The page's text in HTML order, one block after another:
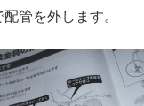
管を外します。